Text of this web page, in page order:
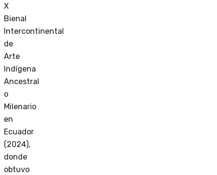
X
Bienal
Intercontinental
de
Arte
Indígena
Ancestral
o
Milenario
en
Ecuador
(2024),
donde
obtuvo